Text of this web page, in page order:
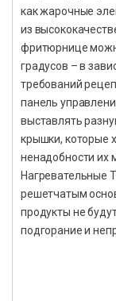
как жарочные
из
фритюрнице
градусов – в
требований
панель
выставлять
крышки, которые
ненадобности их
Нагревательные
решетчатым
продукты не
подгорание и